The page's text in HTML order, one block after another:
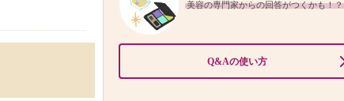
美容の専門家からの回答がつくかも！？
Q&Aの使い方